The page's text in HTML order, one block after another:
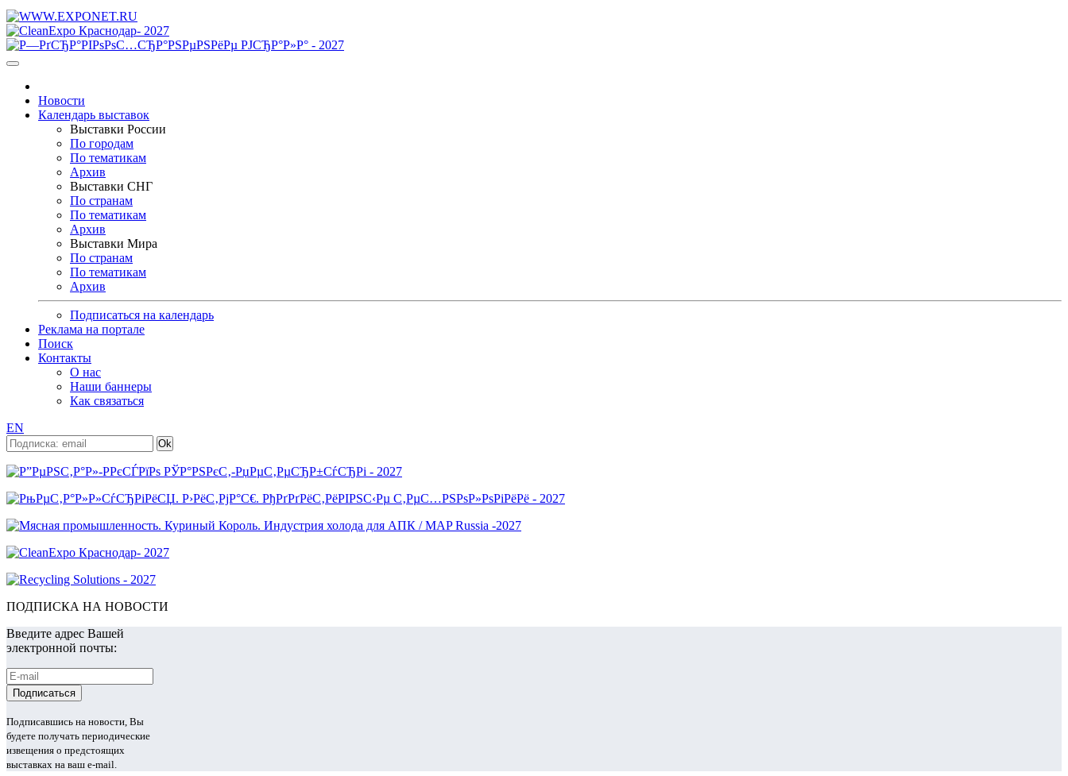
Новости
Календарь выставок
Выставки России
По городам
По тематикам
Архив
Выставки СНГ
По странам
По тематикам
Архив
Выставки Мира
По странам
По тематикам
Архив
Подписаться на календарь
Реклама на портале
Поиск
Контакты
О нас
Наши баннеры
Как связаться
EN
ПОДПИСКА НА НОВОСТИ
Введите адрес Вашей
электронной почты:
Подписавшись на новости, Вы
будете получать периодические
извещения о предстоящих
выставках на ваш e-mail.